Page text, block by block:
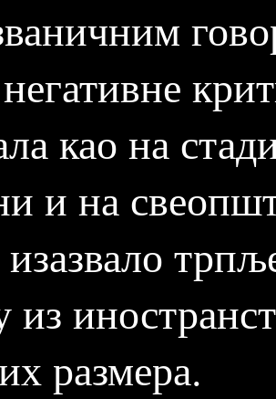
као на
и на
из
размера.